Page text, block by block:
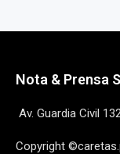
Nota & Prensa
Av. Guardia Civil
Copyright